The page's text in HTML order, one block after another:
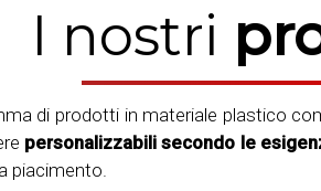
I nostri
di prodotti in materiale plastico
personalizzabili secondo le
piacimento.